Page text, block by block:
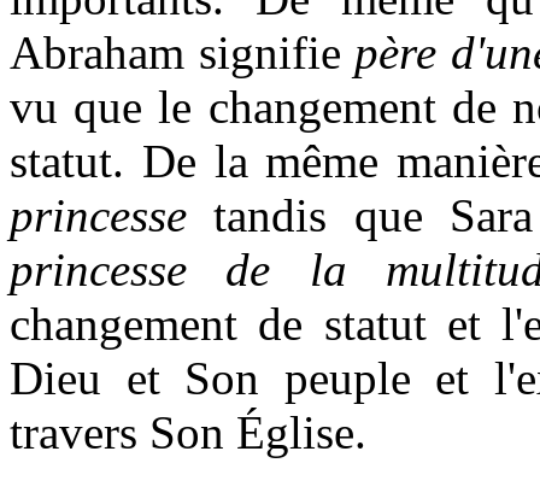
Abraham signifie père
vu que le changement de
statut. De la même
princesse tandis que
princesse de la
changement de statut et
Dieu et Son peuple et
travers Son Église.